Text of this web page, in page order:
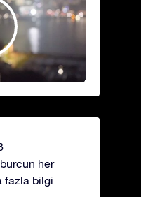
burcun her
fazla bilgi